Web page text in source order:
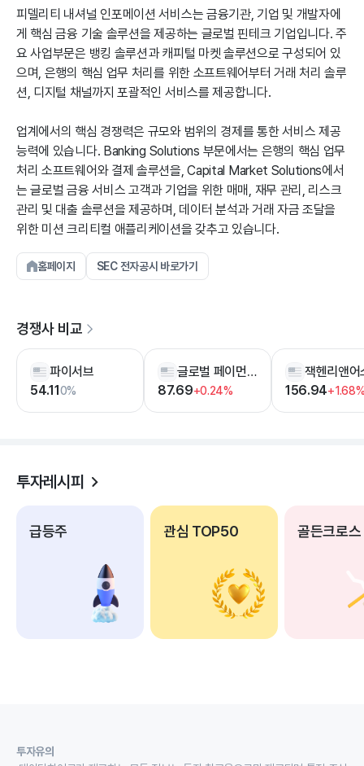
피델리티 내셔널 인포메이션 서비스는 금융기관, 기업 및 개발자에
게 핵심 금융 기술 솔루션을 제공하는 글로벌 핀테크 기업입니다. 주
요 사업부문은 뱅킹 솔루션과 캐피털 마켓 솔루션으로 구성되어 있
으며, 은행의 핵심 업무 처리를 위한 소프트웨어부터 거래 처리 솔루
션, 디지털 채널까지 포괄적인 서비스를 제공합니다.
업계에서의 핵심 경쟁력은 규모와 범위의 경제를 통한 서비스 제공
능력에 있습니다. Banking Solutions 부문에서는 은행의 핵심 업무
처리 소프트웨어와 결제 솔루션을, Capital Market Solutions에서
는 글로벌 금융 서비스 고객과 기업을 위한 매매, 재무 관리, 리스크
관리 및 대출 솔루션을 제공하며, 데이터 분석과 거래 자금 조달을
위한 미션 크리티컬 애플리케이션을 갖추고 있습니다.
홈페이지 SEC 전자공시 바로가기
경쟁사 비교
파이서브
54.110%
글로벌 페이먼츠
87.69+0.24% 156.94
투자레시피
급등주 관심 TOP50 골든크로스
투자유의